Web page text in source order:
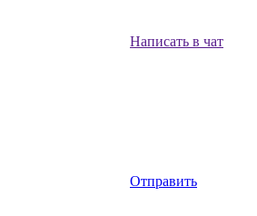
Написать в чат
Отправить